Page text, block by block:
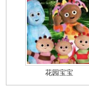
花园宝宝